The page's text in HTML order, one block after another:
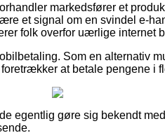
markedsfører et
et signal om en svindel e-
folk overfor uærlige internet
Som en alternativ
at betale pengene i
egentlig gøre sig bekendt